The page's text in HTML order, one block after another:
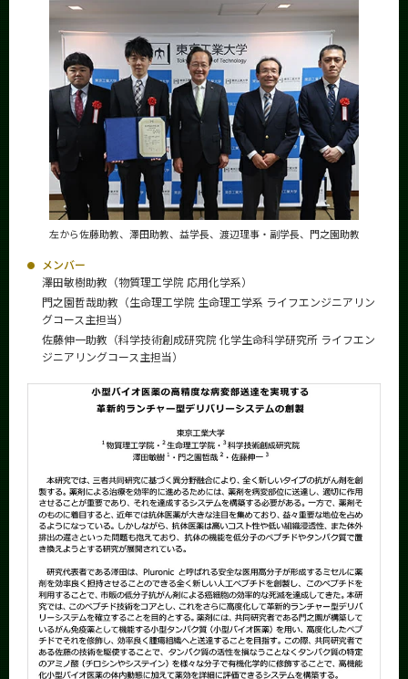
左から佐藤助教、澤田助教、益学長、 渡辺理事・副学長、門之園助教
メンバー
澤田敏樹助教（物質理工学院 応用化学系）
門之園哲哉助教（生命理工学院 生命理工学系 ライフエンジニアリン
グコース主担当）
佐藤伸一助教（科学技術創成研究院 化学生命科学研究所 ライフエン
ジニアリングコース主担当）